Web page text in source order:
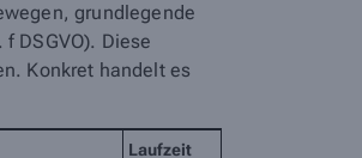
grundlegende
DSGVO). Diese
Konkret handelt es
Laufzeit